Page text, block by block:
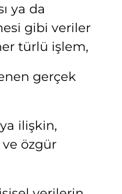
ya da
gibi veriler
türlü işlem,
gerçek
ilişkin,
özgür